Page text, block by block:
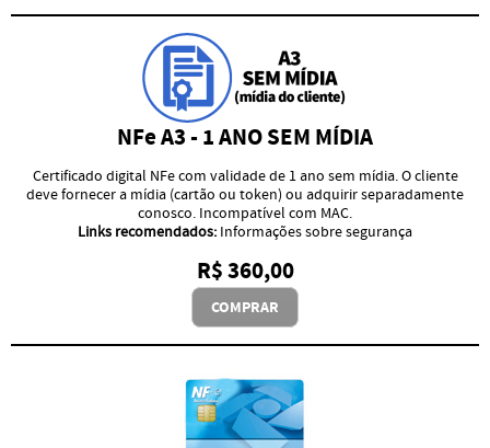
NFe A3 - 1 ANO SEM MÍDIA
Certificado digital NFe com validade de 1 ano sem mídia. O cliente
deve fornecer a mídia (cartão ou token) ou adquirir separadamente
conosco. Incompatível com MAC.
Links recomendados: Informações sobre segurança
R$ 360,00
COMPRAR